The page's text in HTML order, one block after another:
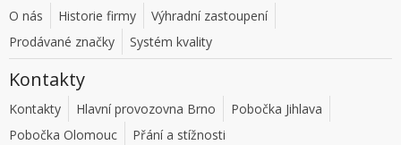
O nás Historie firmy
Výhradní zastoupení
Prodávané značky
Systém kvality
Kontakty
Kontakty Hlavní provozovna Brno
Pobočka Jihlava
Pobočka Olomouc
Přání a stížnosti